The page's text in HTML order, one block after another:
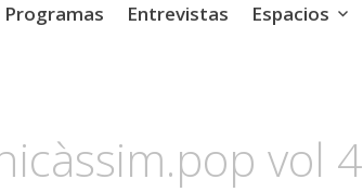
Programas Entrevistas Espacios
vol 4